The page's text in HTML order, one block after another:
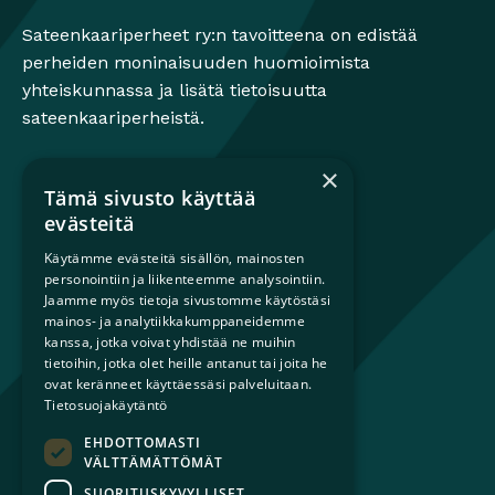
Sateenkaariperheet ry:n tavoitteena on edistää
perheiden moninaisuuden huomioimista
yhteiskunnassa ja lisätä tietoisuutta
sateenkaariperheistä.
Mikä on sateenkaariperhe?
Lapsiperheille
Ammattilaisille
Päättäjille
Ajankohtaista
Tilaa uutiskirje
Liity jäseneksi
Yhteystiedot
×
Tämä sivusto käyttää
evästeitä
Käytämme evästeitä sisällön, mainosten
personointiin ja liikenteemme analysointiin.
Jaamme myös tietoja sivustomme käytöstäsi
mainos- ja analytiikkakumppaneidemme
kanssa, jotka voivat yhdistää ne muihin
tietoihin, jotka olet heille antanut tai joita he
ovat keränneet käyttäessäsi palveluitaan.
Tietosuojakäytäntö
EHDOTTOMASTI
VÄLTTÄMÄTTÖMÄT